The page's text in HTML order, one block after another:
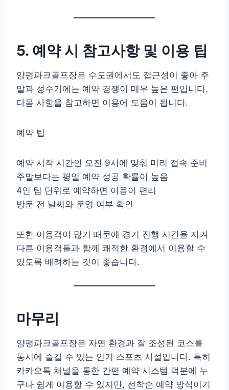
5. 예약 시 참고사항 및 이용 팁
양평파크골프장은 수도권에서도 접근성이 좋아 주
말과 성수기에는 예약 경쟁이 매우 높은 편입니다.
다음 사항을 참고하면 이용에 도움이 됩니다.
예약 팁
예약 시작 시간인 오전 9시에 맞춰 미리 접속 준비
주말보다는 평일 예약 성공 확률이 높음
4인 팀 단위로 예약하면 이용이 편리
방문 전 날씨와 운영 여부 확인
또한 이용객이 많기 때문에 경기 진행 시간을 지켜
다른 이용객들과 함께 쾌적한 환경에서 이용할 수
있도록 배려하는 것이 좋습니다.
마무리
양평파크골프장은 자연 환경과 잘 조성된 코스를
동시에 즐길 수 있는 인기 스포츠 시설입니다. 특히
카카오톡 채널을 통한 간편 예약 시스템 덕분에 누
구나 쉽게 이용할 수 있지만, 선착순 예약 방식이기